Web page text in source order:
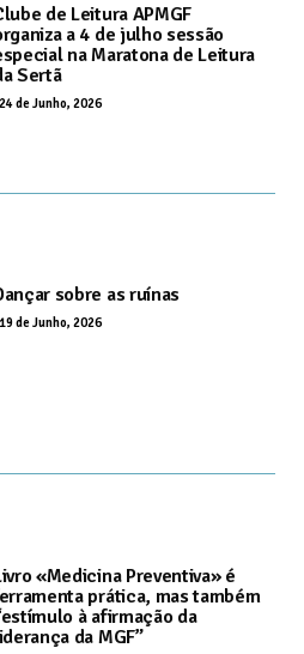
de Leitura APMGF
a 4 de julho sessão
na Maratona de Leitura
Sertã
24 de Junho, 2026
sobre as ruínas
19 de Junho, 2026
«Medicina Preventiva» é
prática, mas também
à afirmação da
da MGF”